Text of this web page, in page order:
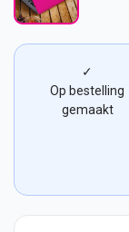
✓
Op bestelling
gemaakt